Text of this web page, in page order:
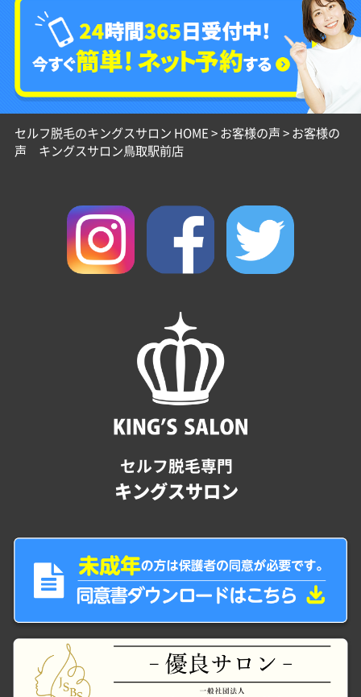
セルフ脱毛のキングスサロン HOME>お客様の声>お客様の
声 キングスサロン鳥取駅前店
セルフ脱毛専門
キングスサロン